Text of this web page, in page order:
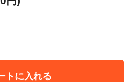
トに入れる